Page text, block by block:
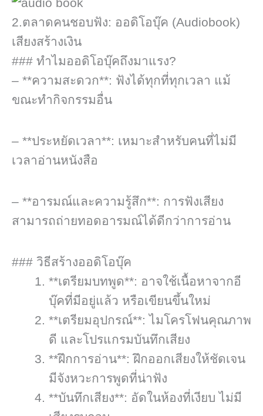
2.ตลาดคนชอบฟัง: ออดิโอบุ๊ค (Audiobook)
เสียงสร้างเงิน
### ทำไมออดิโอบุ๊คถึงมาแรง?
– **ความสะดวก**: ฟังได้ทุกที่ทุกเวลา แม้
ขณะทำกิจกรรมอื่น
– **ประหยัดเวลา**: เหมาะสำหรับคนที่ไม่มี
เวลาอ่านหนังสือ
– **อารมณ์และความรู้สึก**: การฟังเสียง
สามารถถ่ายทอดอารมณ์ได้ดีกว่าการอ่าน
### วิธีสร้างออดิโอบุ๊ค
**เตรียมบทพูด**: อาจใช้เนื้อหาจากอี
บุ๊คที่มีอยู่แล้ว หรือเขียนขึ้นใหม่
**เตรียมอุปกรณ์**: ไมโครโฟนคุณภาพ
ดี และโปรแกรมบันทึกเสียง
**ฝึกการอ่าน**: ฝึกออกเสียงให้ชัดเจน
มีจังหวะการพูดที่น่าฟัง
**บันทึกเสียง**: อัดในห้องที่เงียบ ไม่มี